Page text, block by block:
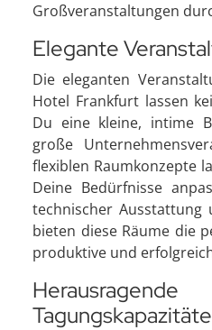
Großveranstaltungen
Elegante
Die eleganten
Hotel Frankfurt lassen
Du eine kleine, intime
große
flexiblen Raumkonzepte
Deine Bedürfnisse
technischer
bieten diese Räume die
produktive und
Herausragende